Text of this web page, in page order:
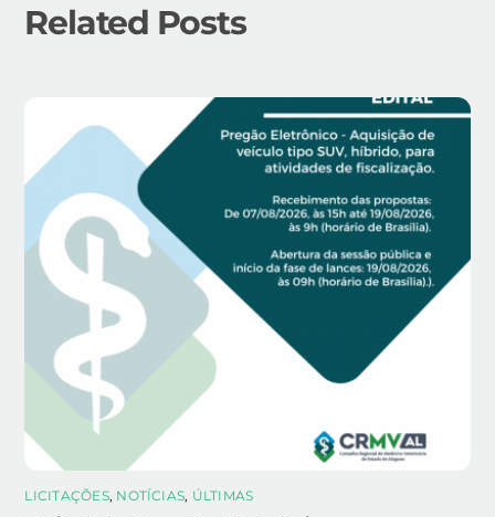
Related Posts
LICITAÇÕES, NOTÍCIAS, ÚLTIMAS